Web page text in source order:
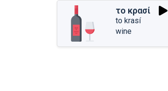
το κρασί
to krasí
wine